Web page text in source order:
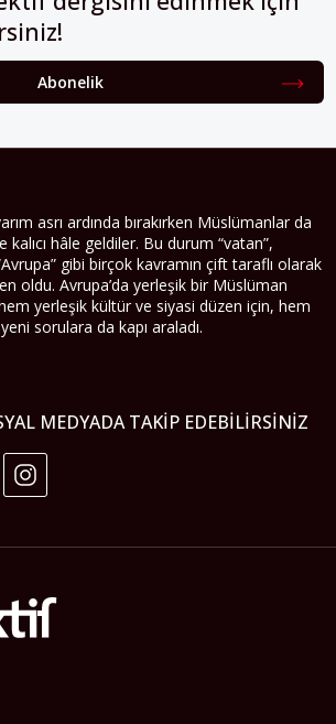
Abonelik
asrı ardında bırakırken Müslümanlar da
kalıcı hâle geldiler. Bu durum “vatan”,
gibi birçok kavramın çift taraflı olarak
oldu. Avrupa’da yerleşik bir Müslüman
yerleşik kültür ve siyasi düzen için, hem
sorulara da kapı araladı.
MEDYADA TAKIP EDEBILIRSINIZ